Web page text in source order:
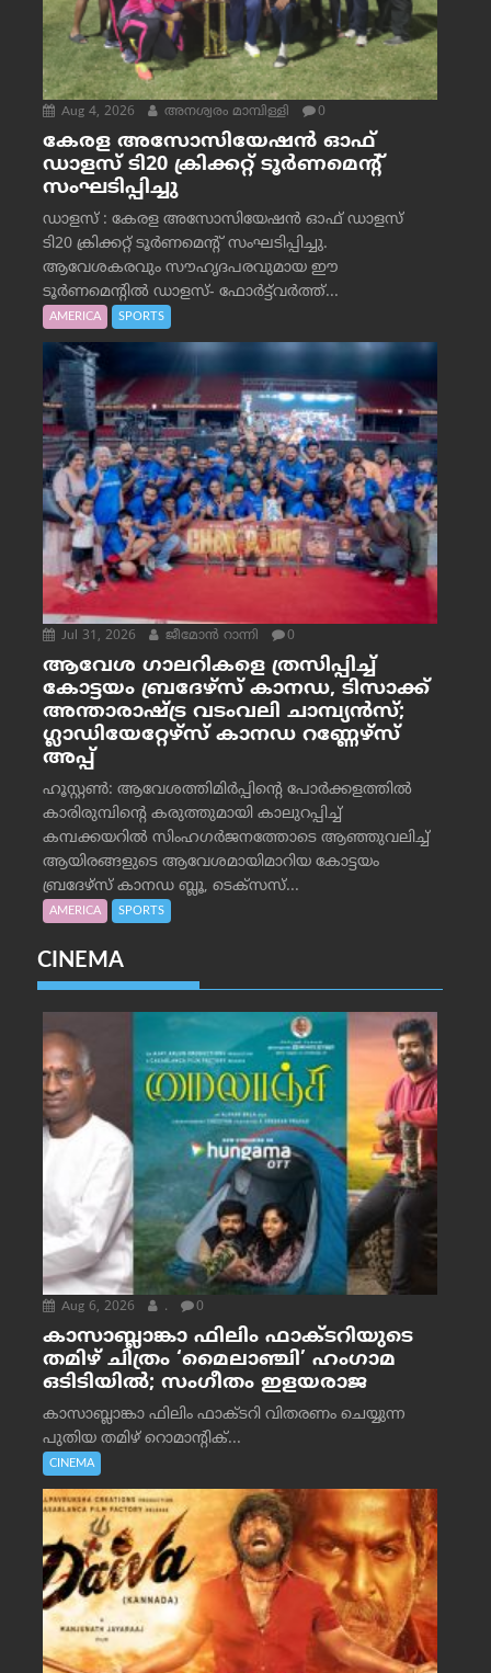
Aug 4, 2026 അനശ്വരം മാമ്പിള്ളി 0
കേരള അസോസിയേഷൻ ഓഫ്
ഡാളസ് ടി20 ക്രിക്കറ്റ് ടൂർണമെന്റ്
സംഘടിപ്പിച്ചു
ഡാളസ് : കേരള അസോസിയേഷൻ ഓഫ് ഡാളസ്
ടി20 ക്രിക്കറ്റ് ടൂർണമെന്റ് സംഘടിപ്പിച്ചു.
ആവേശകരവും സൗഹൃദപരവുമായ ഈ
ടൂർണമെന്റിൽ ഡാളസ്- ഫോർട്ട്‌വര്‍ത്ത്...
AMERICA SPORTS
Jul 31, 2026 ജീമോന്‍ റാന്നി 0
ആവേശ ഗാലറികളെ ത്രസിപ്പിച്ച്
കോട്ടയം ബ്രദേഴ്‌സ് കാനഡ, ടിസാക്ക്
അന്താരാഷ്ട്ര വടംവലി ചാമ്പ്യന്‍സ്;
ഗ്ലാഡിയേറ്റേഴ്‌സ് കാനഡ റണ്ണേഴ്‌സ്
അപ്പ്
ഹൂസ്റ്റണ്‍: ആവേശത്തിമിര്‍പ്പിന്റെ പോര്‍ക്കളത്തില്‍
കാരിരുമ്പിന്റെ കരുത്തുമായി കാലുറപ്പിച്ച്
കമ്പക്കയറില്‍ സിംഹഗര്‍ജനത്തോടെ ആഞ്ഞുവലിച്ച്
ആയിരങ്ങളുടെ ആവേശമായിമാറിയ കോട്ടയം
ബ്രദേഴ്‌സ് കാനഡ ബ്ലൂ, ടെക്‌സസ്...
AMERICA SPORTS
CINEMA
Aug 6, 2026 . 0
കാസാബ്ലാങ്കാ ഫിലിം ഫാക്ടറിയുടെ
തമിഴ് ചിത്രം ‘മൈലാഞ്ചി’ ഹംഗാമ
ഒടിടിയിൽ; സംഗീതം ഇളയരാജ
കാസാബ്ലാങ്കാ ഫിലിം ഫാക്ടറി വിതരണം ചെയ്യുന്ന
പുതിയ തമിഴ് റൊമാന്റിക്...
CINEMA